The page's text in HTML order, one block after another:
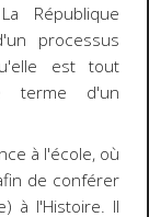
République
processus
est tout
terme d'un
à l'école, où
de conférer
à l'Histoire. Il